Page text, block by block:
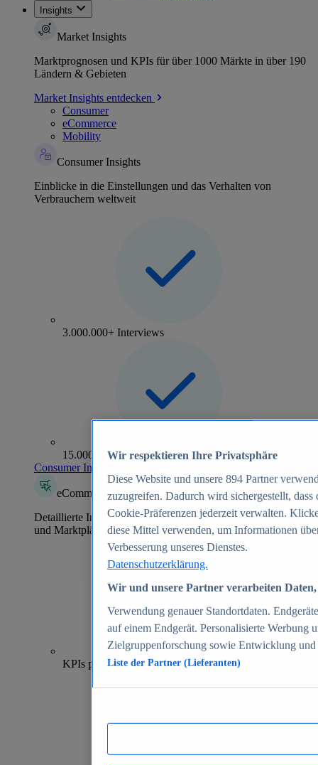
Insights
Market Insights
Marktprognosen und KPIs für über 1000 Märkte in über 190
Ländern & Gebieten
Market Insights entdecken
Consumer
eCommerce
Mobility
Consumer Insights
Einblicke in die Einstellungen und das Verhalten von
Verbrauchern weltweit
3.000.000+ Interviews
15.000+ Marken
Consumer Insights entdecken
eCommerce Insights
Detaillierte Informationen zu mehr als 39.000 Online-Shops
und Marktplätzen
70+
KPIs pro Shop
Wir respektieren Ihre Privatsphäre
Diese Website und unsere 894 Partner
zuzugreifen. Dadurch wird sichergestellt,
Cookie-Präferenzen jederzeit verwalten.
diese Mittel verwenden, um Informationen
Verbesserung unseres Dienstes.
Datenschutzerklärung.
Wir und unsere Partner verarbeiten
Verwendung genauer Standortdaten.
auf einem Endgerät. Personalisierte Werbung
Zielgruppenforschung sowie Entwicklung
Liste der Partner (Lieferanten)